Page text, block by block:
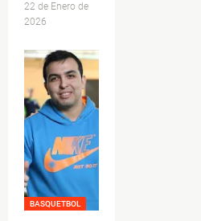
22 de Enero de
2026
BASQUETBOL